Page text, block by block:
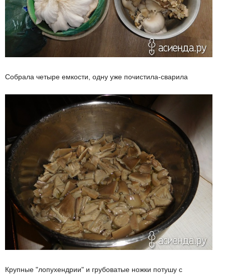
Собрала четыре емкости, одну уже почистила-сварила
Крупные "лопухендрии" и грубоватые ножки потушу с